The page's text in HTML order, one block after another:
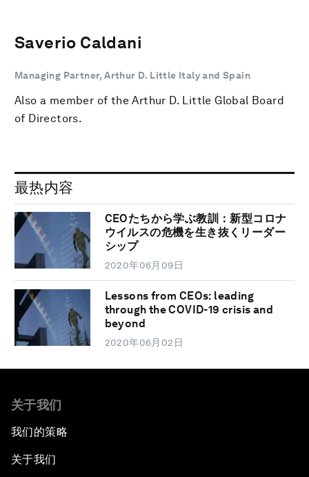
Saverio Caldani
Managing Partner, Arthur D. Little Italy and Spain
Also a member of the Arthur D. Little Global Board
of Directors.
最热内容
CEOたちから学ぶ教訓：新型コロナ
ウイルスの危機を生き抜くリーダー
シップ
2020年06月09日
Lessons from CEOs: leading
through the COVID-19 crisis and
beyond
2020年06月02日
关于我们
我们的策略
关于我们